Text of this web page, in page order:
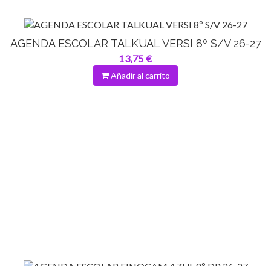
AGENDA ESCOLAR TALKUAL VERSI 8º S/V 26-27
13,75 €
Añadir al carrito